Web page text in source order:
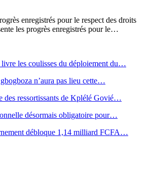
enregistrés pour le respect des droits
les progrès enregistrés pour le…
les coulisses du déploiement du…
n’aura pas lieu cette…
des ressortissants de Kplélé Govié…
désormais obligatoire pour…
débloque 1,14 milliard FCFA…